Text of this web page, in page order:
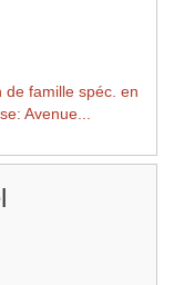
de famille spéc. en
Avenue...